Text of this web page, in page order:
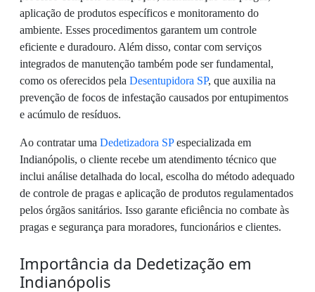
aplicação de produtos específicos e monitoramento do
ambiente. Esses procedimentos garantem um controle
eficiente e duradouro. Além disso, contar com serviços
integrados de manutenção também pode ser fundamental,
como os oferecidos pela Desentupidora SP, que auxilia na
prevenção de focos de infestação causados por entupimentos
e acúmulo de resíduos.
Ao contratar uma Dedetizadora SPespecializada em
Indianópolis, o cliente recebe um atendimento técnico que
inclui análise detalhada do local, escolha do método adequado
de controle de pragas e aplicação de produtos regulamentados
pelos órgãos sanitários. Isso garante eficiência no combate às
pragas e segurança para moradores, funcionários e clientes.
Importância da Dedetização em
Indianópolis